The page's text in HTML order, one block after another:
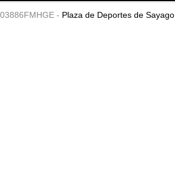
03886FMHGE - Plaza de Deportes de Sayago.